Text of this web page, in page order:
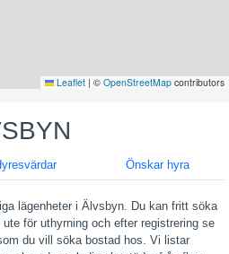
Leaflet | © OpenStreetMap contributors
Önskar hyra
lägenheter i Älvsbyn. Du kan fritt söka
för uthyrning och efter registrering se
du vill söka bostad hos. Vi listar